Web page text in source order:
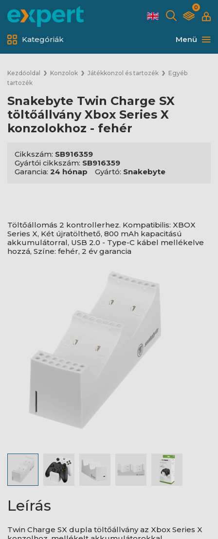
0
Menü
Kategóriák
Kezdőoldal Konzolok Játékkonzol és tartozék
Egyéb
tartozék
Snakebyte Twin Charge SX
töltőállvány Xbox Series X
konzolokhoz - fehér
Cikkszám: SB916359
Gyártói cikkszám: SB916359
Garancia: 24 hónap Gyártó: Snakebyte
Töltőállomás 2 kontrollerhez. Kompatibilis: XBOX
Series X, Két újratölthető, 800 mAh kapacitású
akkumulátorral, USB 2.0 - Type-C kábel mellékelve
hozzá, Színe: fehér, 2 év garancia
Leírás
Twin Charge SX dupla töltőállvány az Xbox Series X